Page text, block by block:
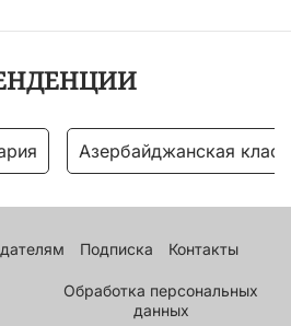
Азербайджанская
Подписка Контакты
Обработка персональных
данных